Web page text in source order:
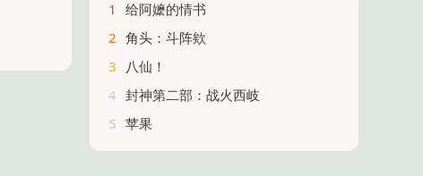
1
给阿嬷的情书
2 角头：斗阵欸
3
八仙！
4 封神第二部：战火西岐
5 苹果